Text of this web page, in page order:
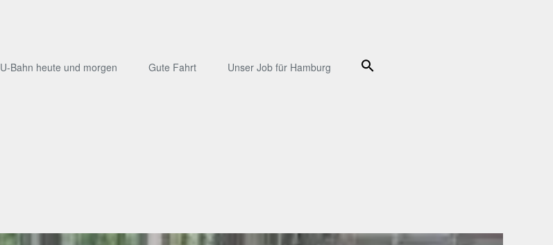
U-Bahn heute und morgen Gute Fahrt Unser Job für Hamburg Suche